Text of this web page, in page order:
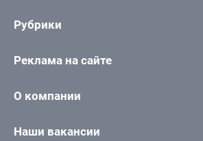
Рубрики
Реклама на сайте
О компании
Наши вакансии